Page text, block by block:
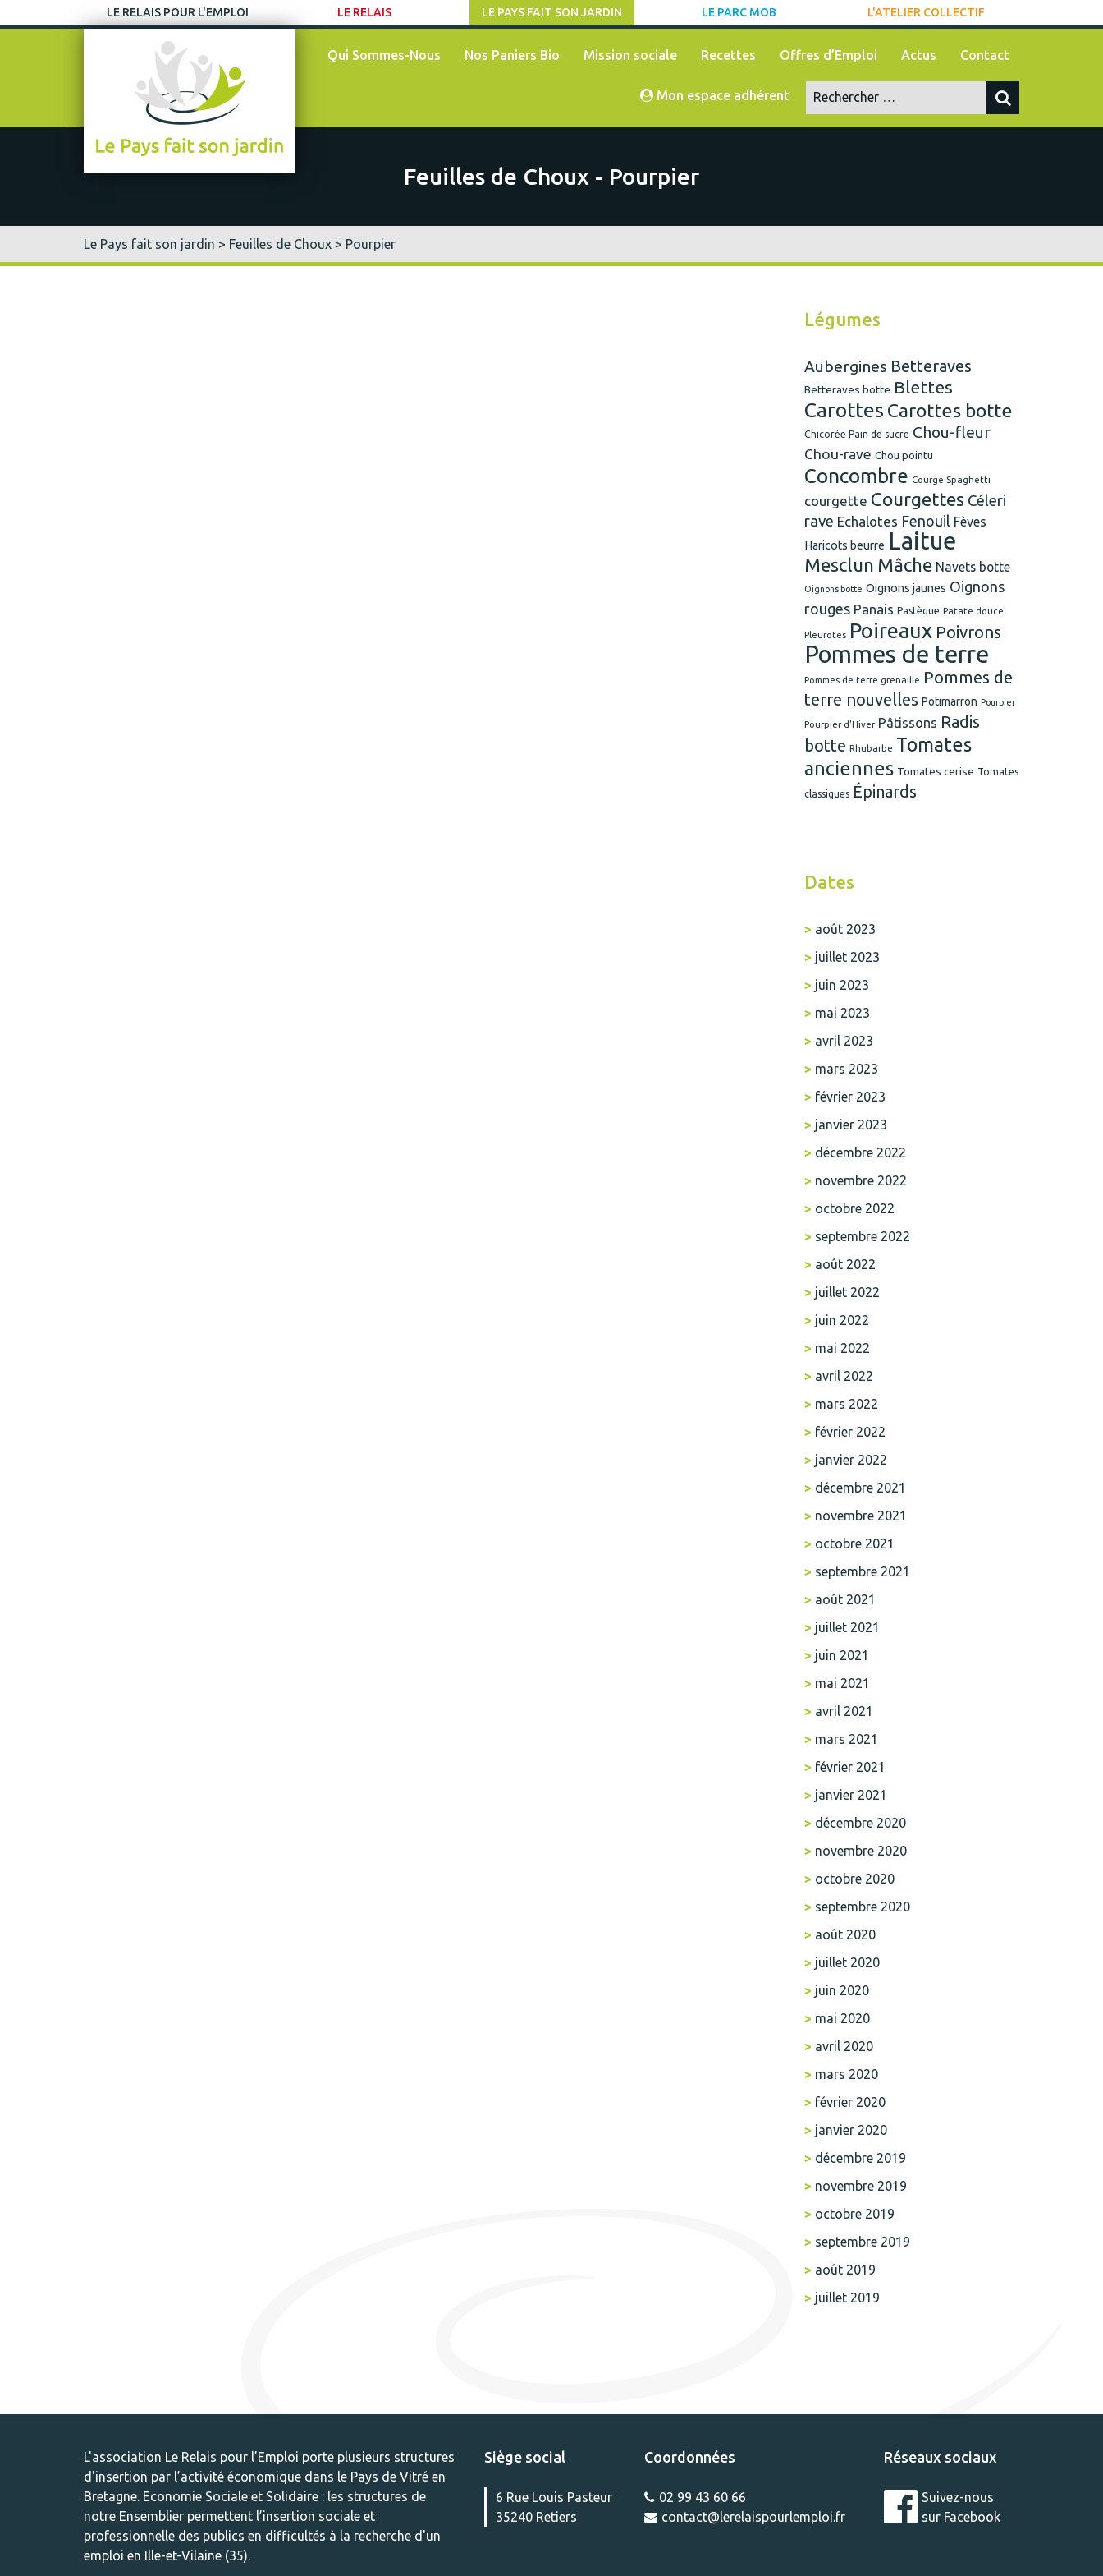
LE RELAIS POUR L'EMPLOI LE RELAIS LE PAYS FAIT SON JARDIN LE PARC MOB L'ATELIER COLLECTIF
Qui Sommes-Nous Nos Paniers Bio Mission sociale Recettes Offres d’Emploi Actus Contact
Mon espace adhérent
Feuilles de Choux - Pourpier
Le Pays fait son jardin > Feuilles de Choux > Pourpier
Légumes
Aubergines Betteraves
Betteraves botte Blettes
Carottes Carottes botte
Chicorée Pain de sucre Chou-fleur
Chou-rave Chou pointu
Concombre Courge Spaghetti
courgette Courgettes Céleri
rave Echalotes Fenouil Fèves
Haricots beurre Laitue
Mesclun Mâche Navets botte
Oignons botte Oignons jaunes Oignons
rouges Panais Pastèque Patate douce
Pleurotes Poireaux Poivrons
Pommes de terre
Pommes de terre grenaille Pommes de
terre nouvelles Potimarron Pourpier
Pourpier d'Hiver Pâtissons Radis
botte Rhubarbe Tomates
anciennes Tomates cerise Tomates
classiques Épinards
Dates
août 2023
juillet 2023
juin 2023
mai 2023
avril 2023
mars 2023
février 2023
janvier 2023
décembre 2022
novembre 2022
octobre 2022
septembre 2022
août 2022
juillet 2022
juin 2022
mai 2022
avril 2022
mars 2022
février 2022
janvier 2022
décembre 2021
novembre 2021
octobre 2021
septembre 2021
août 2021
juillet 2021
juin 2021
mai 2021
avril 2021
mars 2021
février 2021
janvier 2021
décembre 2020
novembre 2020
octobre 2020
septembre 2020
août 2020
juillet 2020
juin 2020
mai 2020
avril 2020
mars 2020
février 2020
janvier 2020
décembre 2019
novembre 2019
octobre 2019
septembre 2019
août 2019
juillet 2019
L'association Le Relais pour l’Emploi porte plusieurs structures
d'insertion par l’activité économique dans le Pays de Vitré en
Bretagne. Economie Sociale et Solidaire : les structures de
notre Ensemblier permettent l’insertion sociale et
professionnelle des publics en difficultés à la recherche d'un
emploi en Ille-et-Vilaine (35).
Siège social
6 Rue Louis Pasteur
35240 Retiers
Coordonnées
02 99 43 60 66
contact@lerelaispourlemploi.fr
Réseaux sociaux
Suivez-nous
sur Facebook